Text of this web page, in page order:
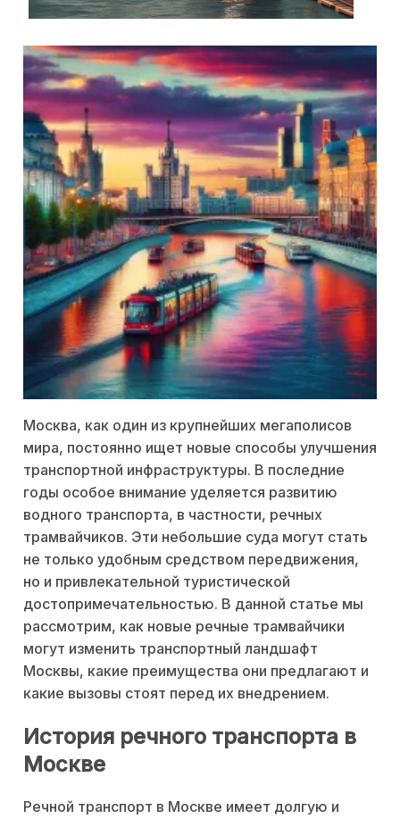
Москва, как один из крупнейших мегаполисов
мира, постоянно ищет новые способы улучшения
транспортной инфраструктуры. В последние
годы особое внимание уделяется развитию
водного транспорта, в частности, речных
трамвайчиков. Эти небольшие суда могут стать
не только удобным средством передвижения,
но и привлекательной туристической
достопримечательностью. В данной статье мы
рассмотрим, как новые речные трамвайчики
могут изменить транспортный ландшафт
Москвы, какие преимущества они предлагают и
какие вызовы стоят перед их внедрением.
История речного транспорта в
Москве
Речной транспорт в Москве имеет долгую и